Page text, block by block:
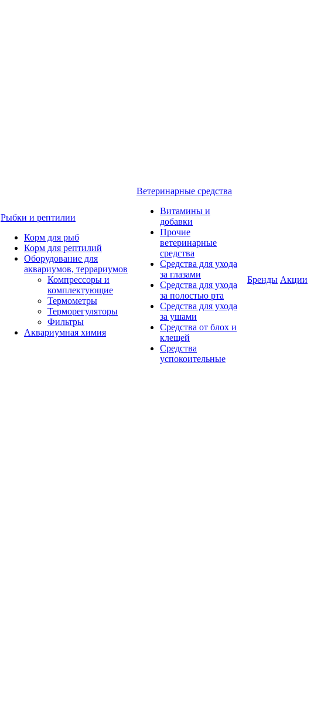
Рыбки и рептилии
Корм для рыб
Корм для рептилий
Оборудование для
аквариумов, террариумов
Компрессоры и
комплектующие
Термометры
Терморегуляторы
Фильтры
Аквариумная химия
Ветеринарные средства
Витамины и
добавки
Прочие
ветеринарные
средства
Средства для ухода
за глазами
Средства для ухода
за полостью рта
Средства для ухода
за ушами
Средства от блох и
клещей
Средства
успокоительные
Бренды Акции